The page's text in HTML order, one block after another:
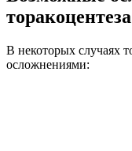
торакоцентеза
В некоторых случаях
осложнениями: